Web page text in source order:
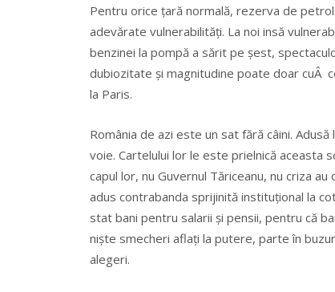
Pentru orice țară normală, rezerva de
adevărate vulnerabilități. La noi insă
benzinei la pompă a sărit pe șest,
dubiozitate și magnitudine poate doar cuÂ
la Paris.
România de azi este un sat fără câini.
voie. Cartelului lor le este prielnică aceasta
capul lor, nu Guvernul Tăriceanu, nu criza
adus contrabanda sprijinită instituțional la
stat bani pentru salarii și pensii, pentru că
niște smecheri aflați la putere, parte în
alegeri.